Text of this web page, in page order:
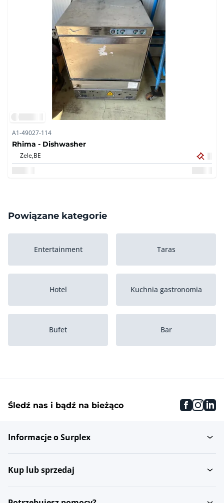
A1-49027-114
Rhima - Dishwasher
Zele,BE
Powiązane kategorie
Entertainment Taras
Hotel Kuchnia gastronomia
Bufet Bar
Pozostale zmywarki Myjki z drzwiami
Śledź nas i bądź na bieżąco
Informacje o Surplex
Kup lub sprzedaj